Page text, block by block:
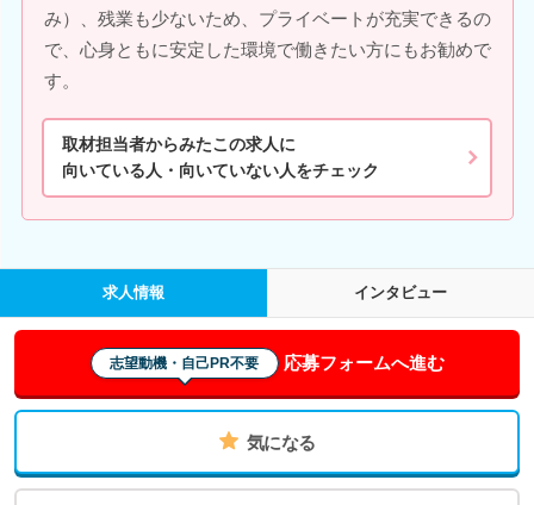
み）、残業も少ないため、プライベートが充実できるの
で、心身ともに安定した環境で働きたい方にもお勧めで
す。
取材担当者からみたこの求人に
向いている人・向いていない人をチェック
求人情報 インタビュー
志望動機・自己PR不要 応募フォームへ進む
気になる